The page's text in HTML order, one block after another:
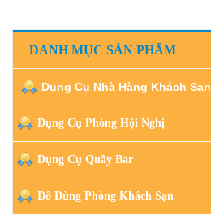
DANH MỤC SẢN PHẨM
Dụng Cụ Nhà Hàng Khách Sạn
Dụng Cụ Phòng Hội Nghị
Dụng Cụ Quầy Bar
Đồ Dùng Phòng Khách Sạn